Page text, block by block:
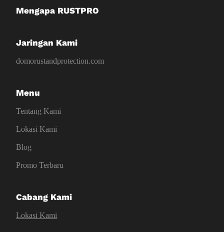
Mengapa RUSTPRO
Jaringan Kami
domorustandprotection.com
Menu
Tentang Kami
Lokasi Kami
Blog
Promo Terbaru
Cabang Kami
Lokasi Kami